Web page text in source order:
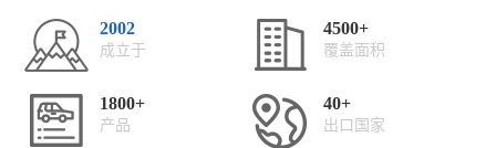
2002
成立于
4500+
覆盖面积
1800+
产品
40+
出口国家